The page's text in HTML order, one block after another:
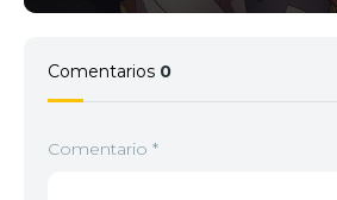
Comentarios 0
Comentario *